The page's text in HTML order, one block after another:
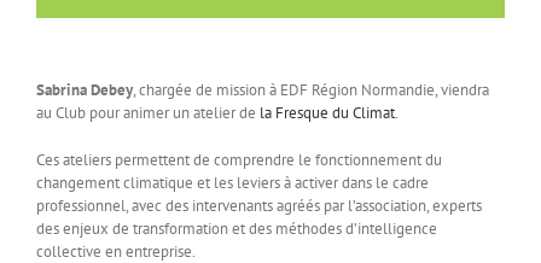
Sabrina Debey, chargée de mission à EDF Région Normandie, viendra
au Club pour animer un atelier de la Fresque du Climat.
Ces ateliers permettent de comprendre le fonctionnement du
changement climatique et les leviers à activer dans le cadre
professionnel, avec des intervenants agréés par l’association, experts
des enjeux de transformation et des méthodes d’intelligence
collective en entreprise.